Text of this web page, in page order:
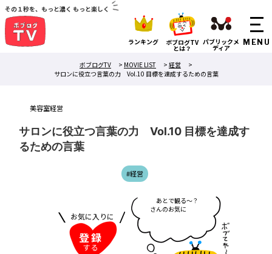
その１秒を、もっと濃く もっと楽しく
ランキング ボブログTV
とは？
パブリックメ
ディア
ボブログTV
> MOVIE LIST > 経営
>
サロンに役立つ言葉の力 Vol.10 目標を達成するための言葉
美容室経営
サロンに役立つ言葉の力 Vol.10 目標を達成す
るための言葉
#経営
あ とで観る～？
さんのお気に
お気に入りに
登録
する